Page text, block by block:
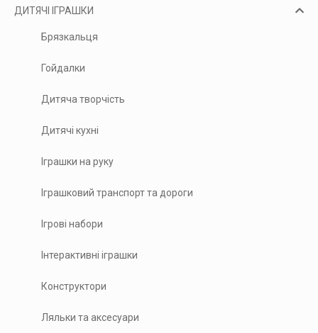
ДИТЯЧІ ІГРАШКИ
Брязкальця
Гойдалки
Дитяча творчість
Дитячі кухні
Іграшки на руку
Іграшковий транспорт та дороги
Ігрові набори
Інтерактивні іграшки
Конструктори
Ляльки та аксесуари